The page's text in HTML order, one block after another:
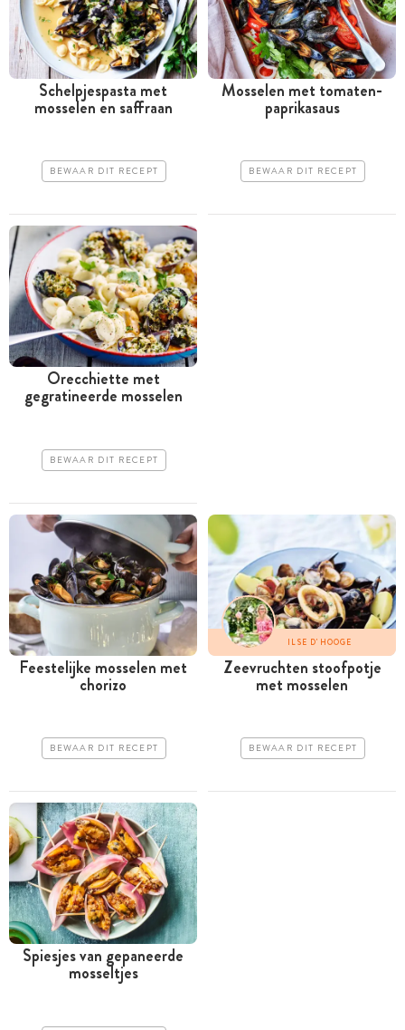
Schelpjespasta met
mosselen en saffraan
BEWAAR DIT RECEPT
Mosselen met tomaten-
paprikasaus
BEWAAR DIT RECEPT
Orecchiette met
gegratineerde mosselen
BEWAAR DIT RECEPT
Feestelijke mosselen met
chorizo
BEWAAR DIT RECEPT
ILSE D'HOOGE
Zeevruchten stoofpotje
met mosselen
BEWAAR DIT RECEPT
Spiesjes van gepaneerde
mosseltjes